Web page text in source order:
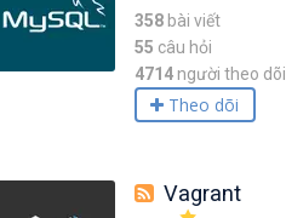
358bài viết
55 câu hỏi
4714 người theo dõi
Theo dõi
Vagrant